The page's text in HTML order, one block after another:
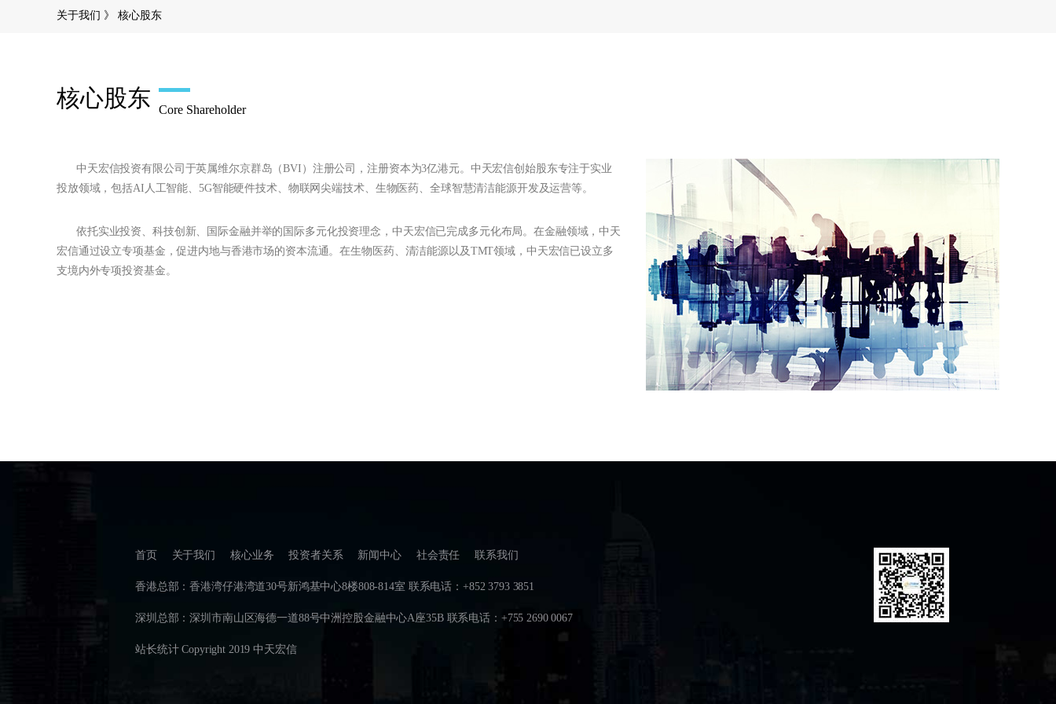
关于我们 》 核心股东
核心股东 Core Shareholder
中天宏信投资有限公司于英属维尔京群岛（BVI）注册公司，注册资本为3亿港元。中天宏信创始股东专注于实业
投放领域，包括AI人工智能、5G智能硬件技术、物联网尖端技术、生物医药、全球智慧清洁能源开发及运营等。
依托实业投资、科技创新、国际金融并举的国际多元化投资理念，中天宏信已完成多元化布局。在金融领域，中天
宏信通过设立专项基金，促进内地与香港市场的资本流通。在生物医药、清洁能源以及TMT领域，中天宏信已设立多
支境内外专项投资基金。
首页 关于我们 核心业务 投资者关系 新闻中心 社会责任 联系我们
香港总部：香港湾仔港湾道30号新鸿基中心8楼808-814室 联系电话：+852 3793 3851
深圳总部：深圳市南山区海德一道88号中洲控股金融中心A座35B 联系电话：+755 2690 0067
站长统计 Copyright 2019 中天宏信